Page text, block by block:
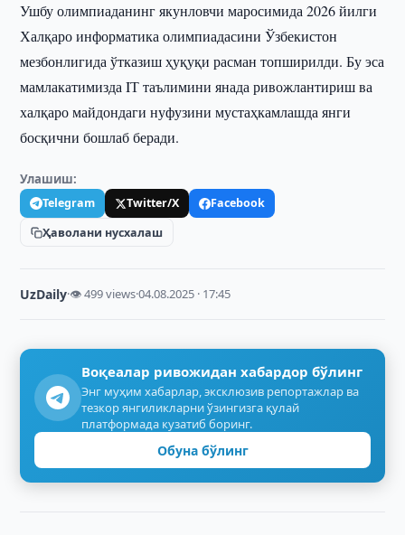
Ушбу олимпиаданинг якунловчи маросимида 2026 йилги
Халқаро информатика олимпиадасини Ўзбекистон
мезбонлигида ўтказиш ҳуқуқи расман топширилди. Бу эса
мамлакатимизда IТ таълимини янада ривожлантириш ва
халқаро майдондаги нуфузини мустаҳкамлашда янги
босқични бошлаб беради.
Улашиш:
Telegram Twitter/X
Facebook
Ҳаволани нусхалаш
UzDaily·👁 499 views·04.08.2025 · 17:45
Воқеалар ривожидан хабардор бўлинг
Энг муҳим хабарлар, эксклюзив репортажлар ва
тезкор янгиликларни ўзингизга қулай
платформада кузатиб боринг.
Обуна бўлинг